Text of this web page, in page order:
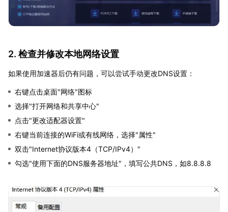
2. 检查并修改本地网络设置
如果使用加速器后仍有问题，可以尝试手动更改DNS设置：
右键点击桌面"网络"图标
选择"打开网络和共享中心"
点击"更改适配器设置"
右键当前连接的WiFi或有线网络，选择"属性"
双击"Internet协议版本4（TCP/IPv4）"
勾选"使用下面的DNS服务器地址"，填写公共DNS，如8.8.8.8